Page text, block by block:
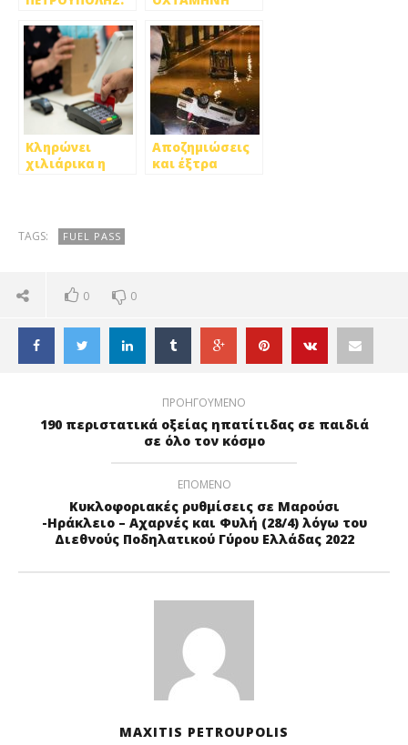
ΑΙΤΗΣΕΙΣ ΓΙΑ
ΠΑΙΔΙΚΟΥΣ
ΣΤΑΘΜΟΥΣ ΚΑΙ
ΜΟΝΟ
ΗΛΕΚΤΡΟΝΙΚΑ
ΑΠΑΣΧΟΛΗΣΗ
ΜΕΣΩ ΟΑΕΔ
Κληρώνει
χιλιάρικα η
Αποζημιώσεις
και έξτρα
TAGS: FUEL PASS
0 0
ΠΡΟΗΓΟΥΜΕΝΟ
190 περιστατικά οξείας ηπατίτιδας σε παιδιά
σε όλο τον κόσμο
ΕΠΟΜΕΝΟ
Κυκλοφοριακές ρυθμίσεις σε Μαρούσι
-Ηράκλειο – Αχαρνές και Φυλή (28/4) λόγω του
Διεθνούς Ποδηλατικού Γύρου Ελλάδας 2022
MAXITIS PETROUPOLIS